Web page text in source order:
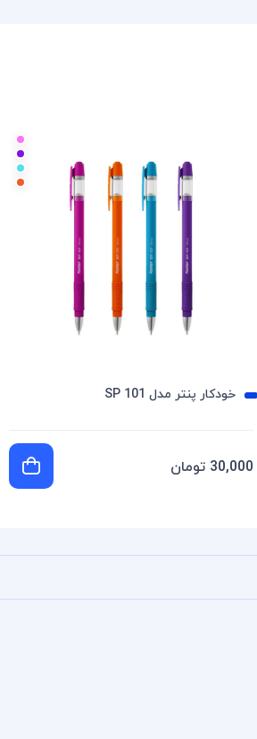
خودکار پنتر مدل SP 101
30,000 تومان